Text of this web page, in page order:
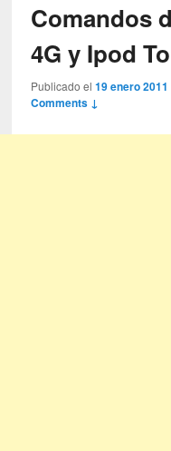
Comandos
4G y Ipod
Publicado el19 enero 2011
Comments ↓